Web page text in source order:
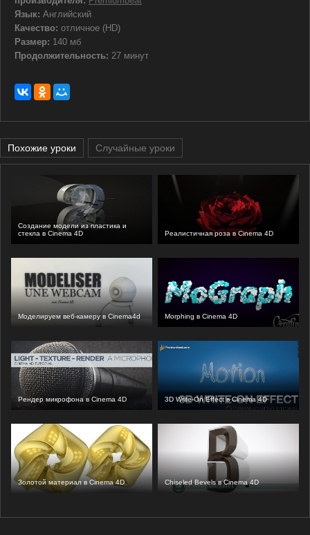
Язык: Английский
Качество: отличное (HD)
Размер: 140 мб
Продолжительность: 27 минут
Похожие уроки Случайные уроки
Создание модели из пластика и
стекла в Cinema 4D
Реалистичная роза в Cinema 4D
Моделируем веб-камеру в Cinema4d Morphing в Cinema 4D
Рендер микрофона в Cinema 4D 3D Write-On Effect в Cinema 4D
Золотой материал в Cinema 4D Chiseled Bevels в Cinema 4D